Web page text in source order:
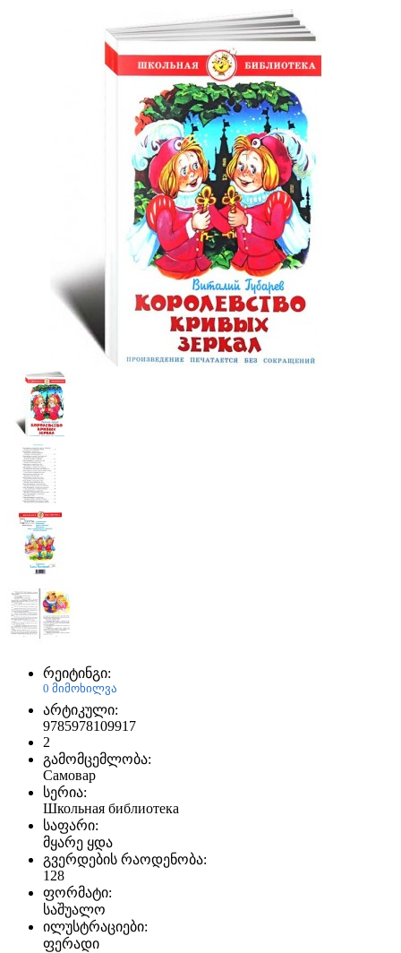
რეიტინგი:
0 მიმოხილვა
არტიკული:
9785978109917
2
გამომცემლობა:
Самовар
სერია:
Школьная библиотека
საფარი:
მყარე ყდა
გვერდების რაოდენობა:
128
ფორმატი:
საშუალო
ილუსტრაციები:
ფერადი